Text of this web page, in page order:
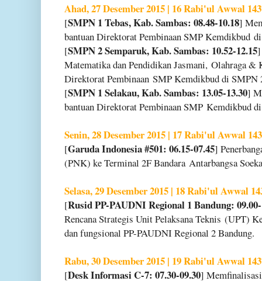
Ahad, 27 Desember 2015 | 16 Rabi'ul Awwal
[SMPN 1 Tebas, Kab. Sambas: 08.48-10.18]
bantuan Direktorat Pembinaan SMP Kemdikbud
[SMPN 2 Semparuk, Kab. Sambas: 10.52-12.15
Matematika dan Pendidikan Jasmani, Olahraga &
Direktorat Pembinaan SMP Kemdikbud di SMPN
[SMPN 1 Selakau, Kab. Sambas: 13.05-13.30]
bantuan Direktorat Pembinaan SMP Kemdikbud
Senin, 28 Desember 2015 | 17 Rabi'ul Awwal
[Garuda Indonesia #501: 06.15-07.45]
(PNK) ke Terminal 2F Bandara Antarbangsa
Selasa, 29 Desember 2015 | 18 Rabi'ul Awwal
[Rusid PP-PAUDNI Regional 1 Bandung:
Rencana Strategis Unit Pelaksana Teknis (UPT)
dan fungsional PP-PAUDNI Regional 2 Bandung.
Rabu, 30 Desember 2015 | 19 Rabi'ul Awwal
[Desk Informasi C-7: 07.30-09.30]